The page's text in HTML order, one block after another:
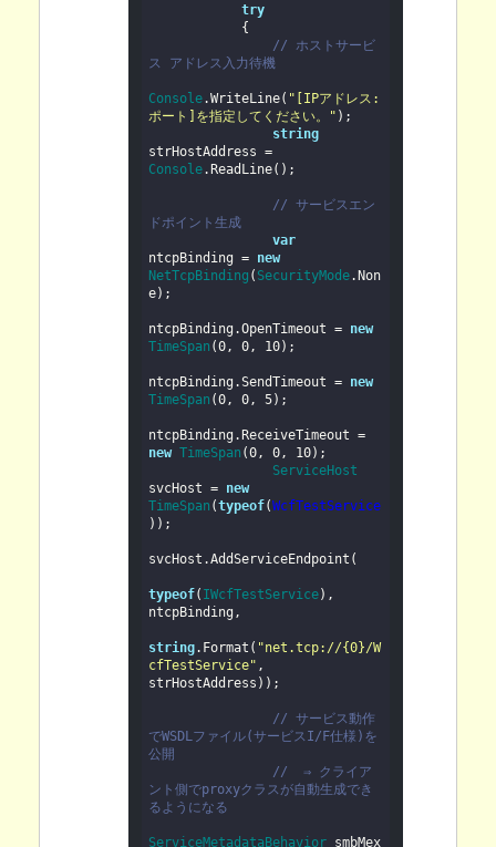
try
// ホストサービ
ス アドレス入力待機
Console.WriteLine( "[IPアドレス:
ポート]を指定してください。" );
string
strHostAddress =
Console.ReadLine();
// サービスエン
ドポイント生成
var
ntcpBinding = new
NetTcpBinding ( SecurityMode.Non
e);
ntcpBinding.OpenTimeout = new
TimeSpan (0, 0, 10);
ntcpBinding.SendTimeout = new
TimeSpan (0, 0, 5);
ntcpBinding.ReceiveTimeout =
new TimeSpan (0, 0, 10);
ServiceHost
svcHost = new
TimeSpan (typeof(WcfTestService
));
svcHost.AddServiceEndpoint(
typeof( IWcfTestService),
ntcpBinding,
string.Format( "net.tcp://{0}/W
cfTestService" ,
strHostAddress));
// サービス動作
でWSDLファイル(サービスI/F仕様)を
公開
//  ⇒ クライア
ント側でproxyクラスが自動生成でき
るようになる
ServiceMetadataBehavior smbMex